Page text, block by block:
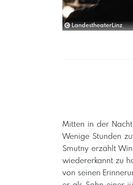
LandestheaterLinz
Mitten in der
Wenige Stunden
Smutny erzählt
wiedererkannt zu
von seinen